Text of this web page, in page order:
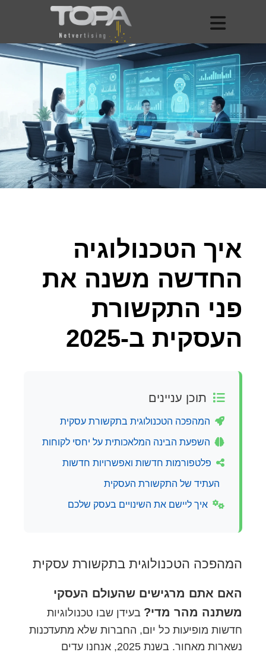
איך הטכנולוגיה
החדשה משנה את
פני התקשורת
העסקית ב-2025
תוכן עניינים
המהפכה הטכנולוגית בתקשורת עסקית
השפעת הבינה המלאכותית על יחסי לקוחות
פלטפורמות חדשות ואפשרויות חדשות
העתיד של התקשורת העסקית
איך ליישם את השינויים בעסק שלכם
המהפכה הטכנולוגית בתקשורת עסקית
האם אתם מרגישים שהעולם העסקי
משתנה מהר מדי? בעידן שבו טכנולוגיות
חדשות מופיעות כל יום, החברות שלא מתעדכנות
נשארות מאחור. בשנת 2025, אנחנו עדים